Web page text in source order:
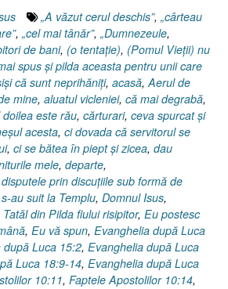
„A văzut cerul deschis”, „cârteau
, „cel mai tânăr”, „Dumnezeule,
de bani, (o tentaţie), (Pomul Vieţii) nu
spus şi pilda aceasta pentru unii care
că sunt neprihăniţi, acasă,Aerul de
mine, aluatul vicleniei, că mai degrabă,
este rău, cărturari, ceva spurcat şi
acesta, ci dovada că servitorul se
, ci se bătea în piept şi zicea, dau
mele, departe,
prin discuţiile sub formă de
au suit la Templu, Domnul Isus,
din Pilda fiului risipitor, Eu postesc
, Eu vă spun, Evanghelia după Luca
după Luca 15:2, Evanghelia după Luca
Luca 18:9-14, Evanghelia după Luca
10:11, Faptele Apostolilor 10:14,